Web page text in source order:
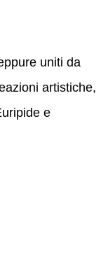
uniti da
artistiche,
e